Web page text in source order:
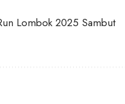
Lombok 2025 Sambut